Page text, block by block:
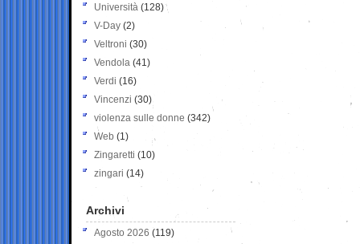
Università (128)
V-Day (2)
Veltroni (30)
Vendola (41)
Verdi (16)
Vincenzi (30)
violenza sulle donne (342)
Web (1)
Zingaretti (10)
zingari (14)
Archivi
Agosto 2026 (119)